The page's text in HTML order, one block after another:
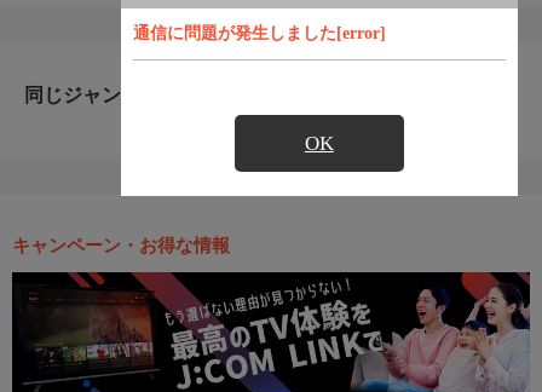
通信に問題が発生しました[error]
OK
同じジャンルのおすすめ番組
キャンペーン・お得な情報